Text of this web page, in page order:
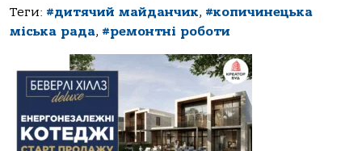
Теги: #дитячий майданчик, #копичинецька
міська рада, #ремонтні роботи